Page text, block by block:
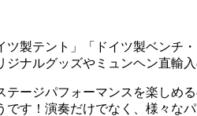
製テント」「ドイツ製ベンチ
ナルグッズやミュンヘン直輸
ージパフォーマンスを楽しめ
す！演奏だけでなく、様々な